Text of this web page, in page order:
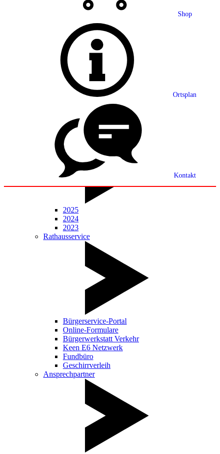
Shop
Ortsplan
Kontakt
Grußwort
Ortsplan
Partnerschaft
Statistik
Mitteilungsblatt
2025
2024
2023
Rathausservice
Bürgerservice-Portal
Online-Formulare
Bürgerwerkstatt Verkehr
Keen E6 Netzwerk
Fundbüro
Geschirrverleih
Ansprechpartner